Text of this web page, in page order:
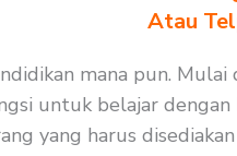
Atau
mana pun.
untuk belajar
yang harus